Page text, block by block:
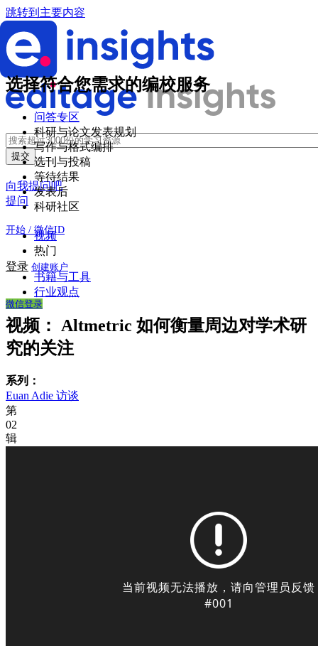
跳转到主要内容
向我提问吧
提问
开始 / 微信ID
登录 创建账户
微信登录
选择符合您需求的编校服务
问答专区
科研与论文发表规划
写作与格式编排
选刊与投稿
等待结果
发表后
科研社区
视频
热门
书籍与工具
行业观点
视频： Altmetric 如何衡量周边对学术研
究的关注
系列：
Euan Adie 访谈
第
02
辑